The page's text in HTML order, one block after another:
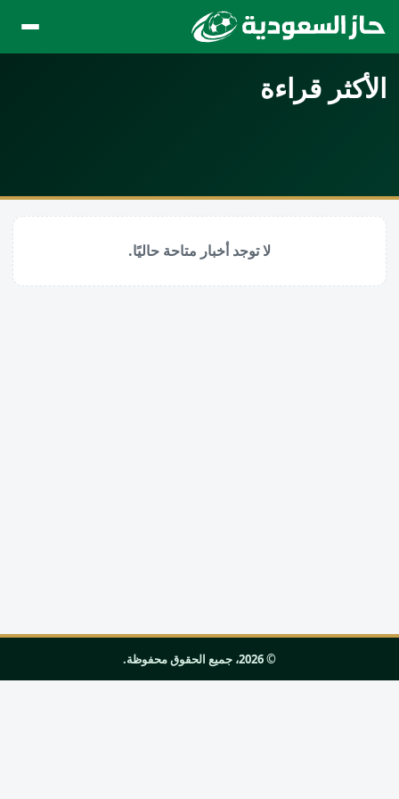
الأكثر قراءة
لا توجد أخبار متاحة حاليًا.
© 2026، جميع الحقوق محفوظة.